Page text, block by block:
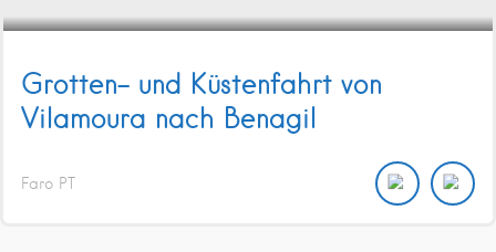
Grotten- und Küstenfahrt von
Vilamoura nach Benagil
Faro PT